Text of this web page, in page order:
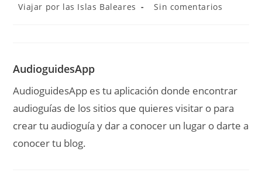
Viajar por las Islas Baleares
Sin comentarios
AudioguidesApp
AudioguidesApp es tu aplicación donde encontrar
audioguías de los sitios que quieres visitar o para
crear tu audioguía y dar a conocer un lugar o darte a
conocer tu blog.